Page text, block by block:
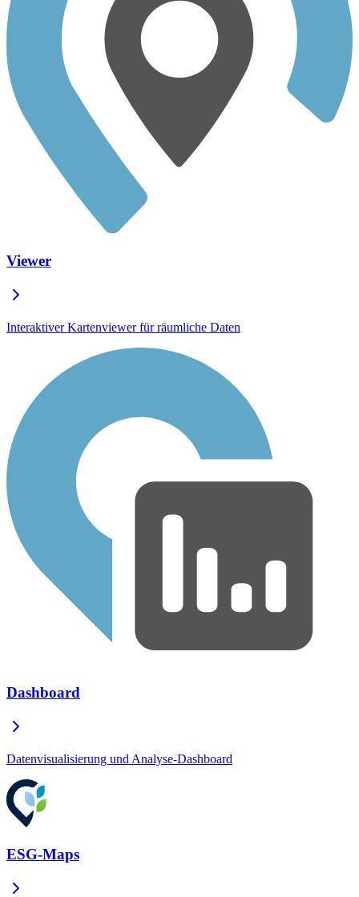
Viewer
Interaktiver Kartenviewer für räumliche Daten
Dashboard
Datenvisualisierung und Analyse-Dashboard
ESG-Maps